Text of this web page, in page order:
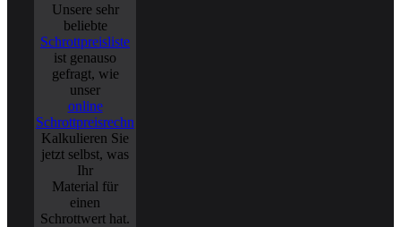
Unsere sehr
beliebte
Schrottpreisliste
ist genauso
gefragt, wie
unser
online
Schrottpreisrechner
Kalkulieren Sie
jetzt selbst, was
Ihr
Material für
einen
Schrottwert hat.